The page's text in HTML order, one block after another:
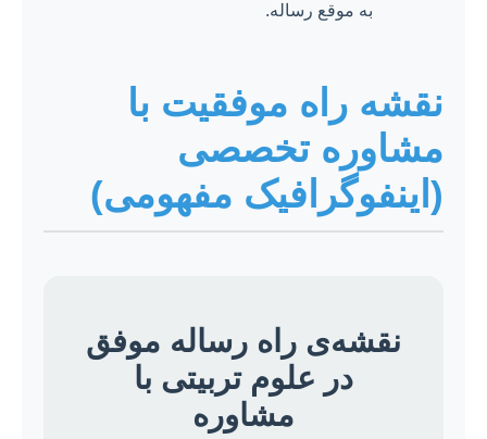
به موقع رساله.
نقشه راه موفقیت با
مشاوره تخصصی
(اینفوگرافیک مفهومی)
نقشه‌ی راه رساله موفق
در علوم تربیتی با
مشاوره